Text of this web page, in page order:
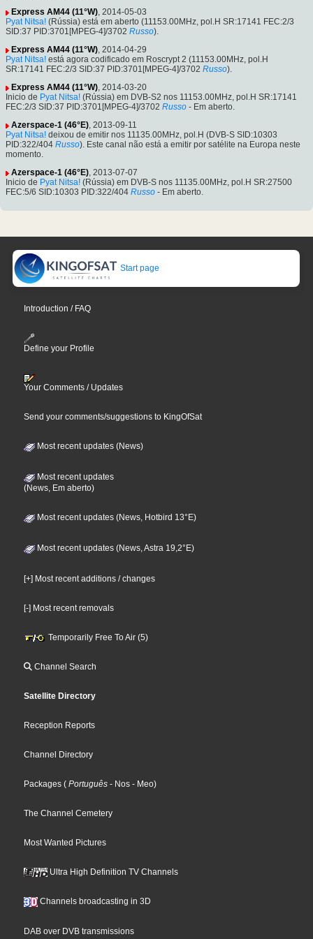
Express AM44 (11°W), 2014-05-03
Pyat Nitsa! (Rússia) está em aberto (11153.00MHz, pol.H SR:17141 FEC:2/3
SID:37 PID:3701[MPEG-4]/3702 Russo).
Express AM44 (11°W), 2014-04-29
Pyat Nitsa! está agora codificado em Roscrypt 2 (11153.00MHz, pol.H
SR:17141 FEC:2/3 SID:37 PID:3701[MPEG-4]/3702 Russo).
Express AM44 (11°W), 2014-03-20
Inicio de Pyat Nitsa! (Rússia) em DVB-S2 nos 11153.00MHz, pol.H SR:17141
FEC:2/3 SID:37 PID:3701[MPEG-4]/3702 Russo - Em aberto.
Azerspace-1 (46°E), 2013-09-11
Pyat Nitsa! deixou de emitir nos 11135.00MHz, pol.H (DVB-S SID:10303
PID:322/404 Russo). Este canal não está a emitir por satélite na Europa neste
momento.
Azerspace-1 (46°E), 2013-07-07
Inicio de Pyat Nitsa! (Rússia) em DVB-S nos 11135.00MHz, pol.H SR:27500
FEC:5/6 SID:10303 PID:322/404 Russo - Em aberto.
Start page
Introduction / FAQ
Define your Profile
Your Comments / Updates
Send your comments/suggestions to KingOfSat
Most recent updates (News)
Most recent updates
(News, Em aberto)
Most recent updates (News, Hotbird 13°E)
Most recent updates (News, Astra 19,2°E)
[+] Most recent additions / changes
[-] Most recent removals
Temporarily Free To Air (5)
Channel Search
Satellite Directory
Reception Reports
Channel Directory
Packages ( Português - Nos - Meo)
The Channel Cemetery
Most Wanted Pictures
Ultra High Definition TV Channels
Channels broadcasting in 3D
DAB over DVB transmissions